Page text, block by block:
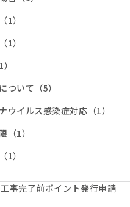
）
）
いて（5）
イルス感染症対応（1）
1）
）